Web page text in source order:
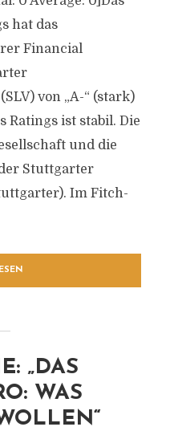
hat das
Financial
von „A-“ (stark)
Ratings ist stabil. Die
und die
Stuttgarter
Im Fitch-
„DAS
WAS